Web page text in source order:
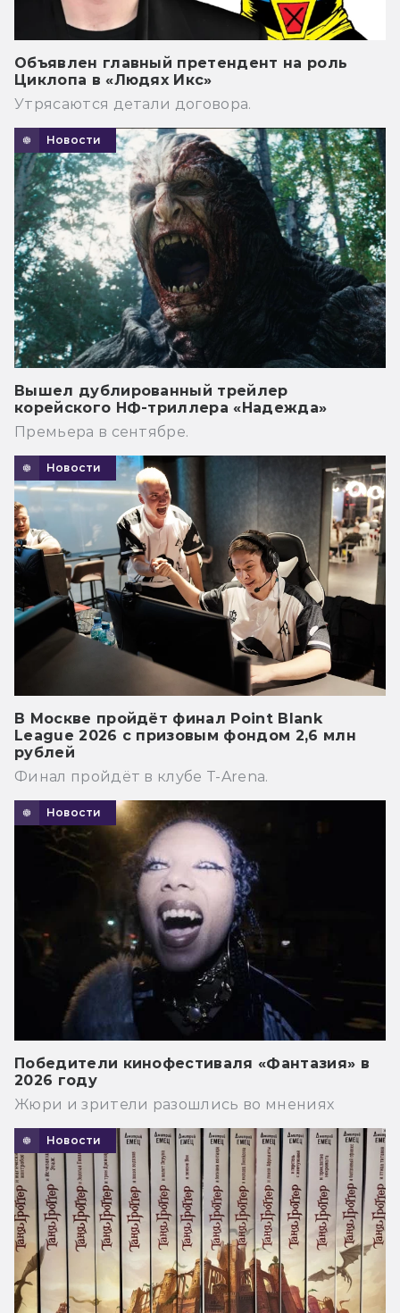
Объявлен главный претендент на роль
Циклопа в «Людях Икс»
Утрясаются детали договора.
Новости
Вышел дублированный трейлер
корейского НФ-триллера «Надежда»
Премьера в сентябре.
Новости
В Москве пройдёт финал Point Blank
League 2026 с призовым фондом 2,6 млн
рублей
Финал пройдёт в клубе T-Arena.
Новости
Победители кинофестиваля «Фантазия» в
2026 году
Жюри и зрители разошлись во мнениях
Новости